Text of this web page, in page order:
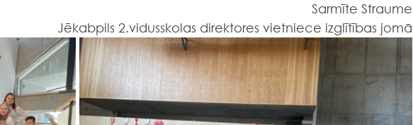
Sarmīte Straume
Jēkabpils 2.vidusskolas direktores vietniece izglītības jomā